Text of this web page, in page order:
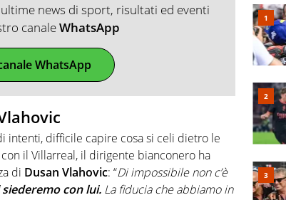
news di sport, risultati ed eventi
canaleWhatsApp
WhatsApp
intenti, difficile capire cosa si celi dietro le
il Villarreal, il dirigente bianconero ha
di Dusan Vlahovic: “Di impossibile non c’è
con lui. La fiducia che abbiamo in